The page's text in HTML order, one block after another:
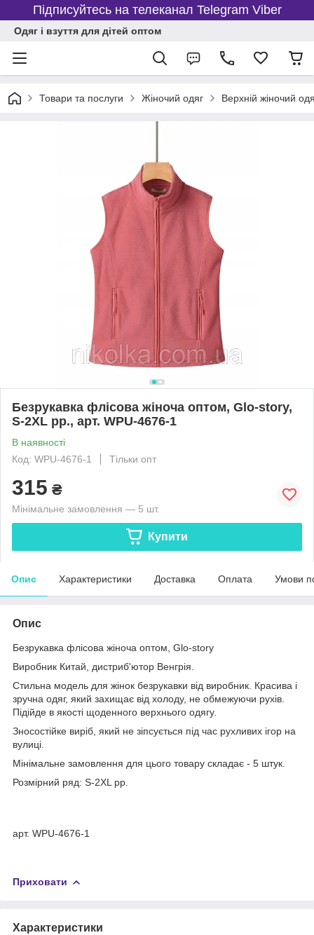
Підписуйтесь на телеканал Telegram Viber
Одяг і взуття для дітей оптом
Товари та послуги Жіночий одяг Верхній жіночий
Безрукавка флісова жіноча оптом, Glo-story,
S-2XL рр., арт. WPU-4676-1
В наявності
Код: WPU-4676-1
Тільки опт
315 ₴
Мінімальне замовлення — 5 шт.
Купити
Опис Характеристики Доставка Оплата Умови
Опис
Безрукавка флісова жіноча оптом, Glo-story
Виробник Китай, дистриб'ютор Венгрія.
Стильна модель для жінок безрукавки від виробник. Красива і
зручна одяг, який захищає від холоду, не обмежуючи рухів.
Підійде в якості щоденного верхнього одягу.
Зносостійке виріб, який не зіпсується під час рухливих ігор на
вулиці.
Мінімальне замовлення для цього товару складає - 5 штук.
Розмірний ряд: S-2XL рр.
арт. WPU-4676-1
Приховати
Характеристики